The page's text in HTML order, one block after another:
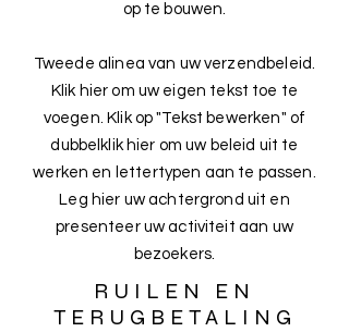
op te bouwen.
Tweede alinea van uw verzendbeleid.
Klik hier om uw eigen tekst toe te
voegen. Klik op "Tekst bewerken" of
dubbelklik hier om uw beleid uit te
werken en lettertypen aan te passen.
Leg hier uw achtergrond uit en
presenteer uw activiteit aan uw
bezoekers.
RUILEN EN
TERUGBETALING